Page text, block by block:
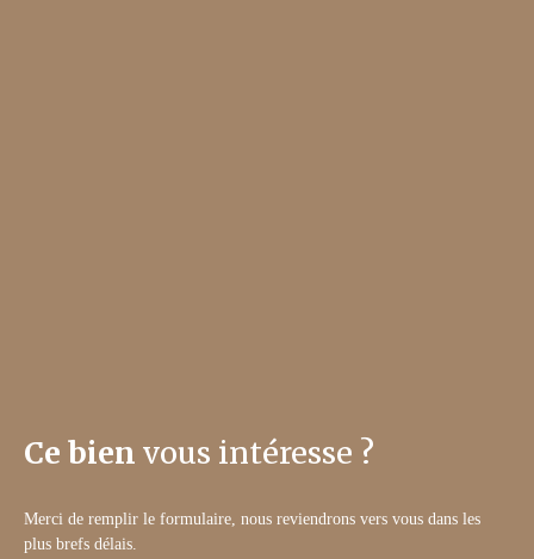
Ce bien vous intéresse ?
Merci de remplir le formulaire, nous reviendrons vers vous dans les
plus brefs délais.